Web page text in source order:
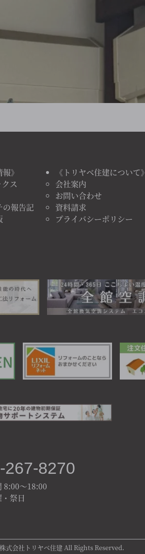
》
ス
の報告記
《トリヤベ住建について》
会社案内
お問い合わせ
資料請求
プライバシーポリシー
267-8270
8:00～18:00
祭日
式会社トリヤベ住建 All Rights Reserved.